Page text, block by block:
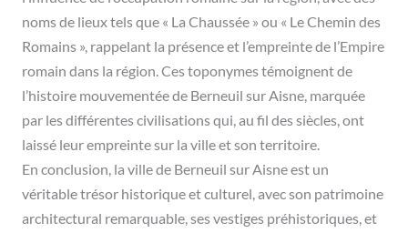
noms de lieux tels que « La Chaussée » ou « Le Chemin des
Romains », rappelant la présence et l’empreinte de l’Empire
romain dans la région. Ces toponymes témoignent de
l’histoire mouvementée de Berneuil sur Aisne, marquée
par les différentes civilisations qui, au fil des siècles, ont
laissé leur empreinte sur la ville et son territoire.
En conclusion, la ville de Berneuil sur Aisne est un
véritable trésor historique et culturel, avec son patrimoine
architectural remarquable, ses vestiges préhistoriques, et